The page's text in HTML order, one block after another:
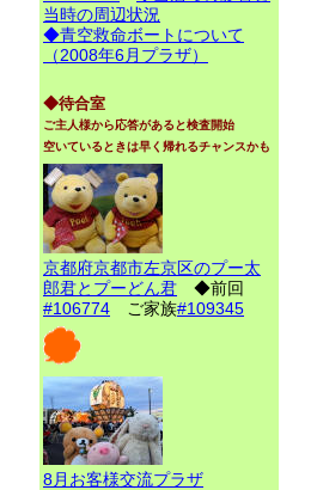
当時の周辺状況
◆青空救命ボートについて
（2008年6月プラザ）
◆待合室
ご主人様から応答があると検査開始
空いているときは早く帰れるチャンスかも
京都府京都市左京区のプー太
郎君とプーどん君 ◆前回
#106774 ご家族#109345
8月お客様交流プラザ